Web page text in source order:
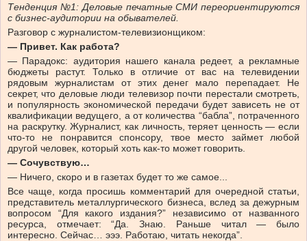
Тенденция №1: Деловые печатные СМИ переориентируются
с бизнес-аудитории на обывателей.
Разговор с журналистом-телевизионщиком:
— Привет. Как работа?
— Парадокс: аудитория нашего канала редеет, а рекламные
бюджеты растут. Только в отличие от вас на телевидении
рядовым журналистам от этих денег мало перепадает. Не
секрет, что деловые люди телевизор почти перестали смотреть,
и популярность экономической передачи будет зависеть не от
квалификации ведущего, а от количества “бабла”, потраченного
на раскрутку. Журналист, как личность, теряет ценность — если
что-то не понравится спонсору, твое место займет любой
другой человек, который хоть как-то может говорить.
— Сочувствую…
— Ничего, скоро и в газетах будет то же самое...
Все чаще, когда просишь комментарий для очередной статьи,
представитель металлургического бизнеса, вслед за дежурным
вопросом “Для какого издания?” независимо от названного
ресурса, отмечает: “Да. Знаю. Раньше читал — было
интересно. Сейчас… эээ. Работаю, читать некогда”.